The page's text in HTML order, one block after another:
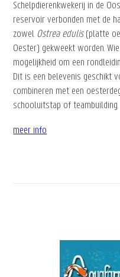
Schelpdierenkwekerij in de
reservoir verbonden met de
zowel Ostrea edulis(platte
Oester) gekweekt worden.
mogelijkheid om een
Dit is een belevenis geschikt
combineren met een
schooluitstap of teambuilding.
meer info